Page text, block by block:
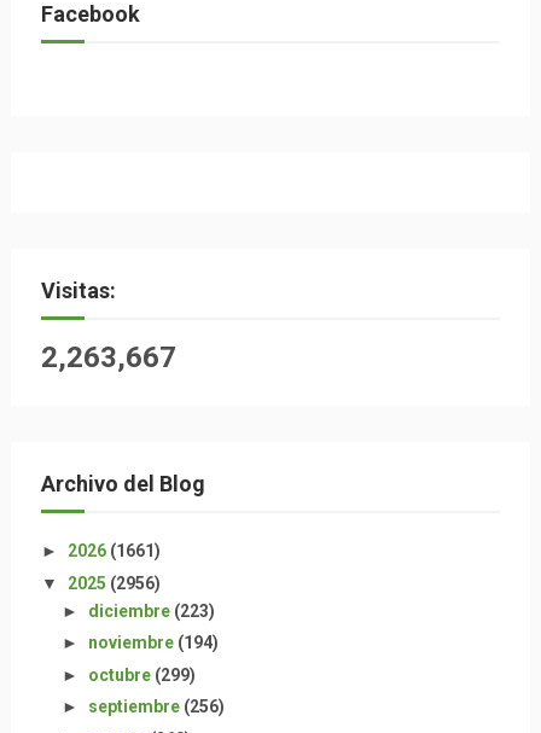
Facebook
Visitas:
2,263,667
Archivo del Blog
► 2026 (1661)
▼ 2025 (2956)
► diciembre (223)
► noviembre (194)
► octubre (299)
► septiembre (256)